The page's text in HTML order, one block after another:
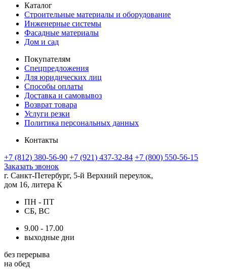
Каталог
Строительные материалы и оборудование
Инженерные системы
Фасадные материалы
Дом и сад
Покупателям
Спецпредложения
Для юридических лиц
Способы оплаты
Доставка и самовывоз
Возврат товара
Услуги резки
Политика персональных данных
Контакты
+7 (812) 380-56-90 +7 (921) 437-32-84 +7 (800) 550-56-15
Заказать звонок
г. Санкт-Петербург, 5-й Верхний переулок,
дом 16, литера К
ПН - ПТ
СБ, ВС
9.00 - 17.00
выходные дни
без перерыва
на обед